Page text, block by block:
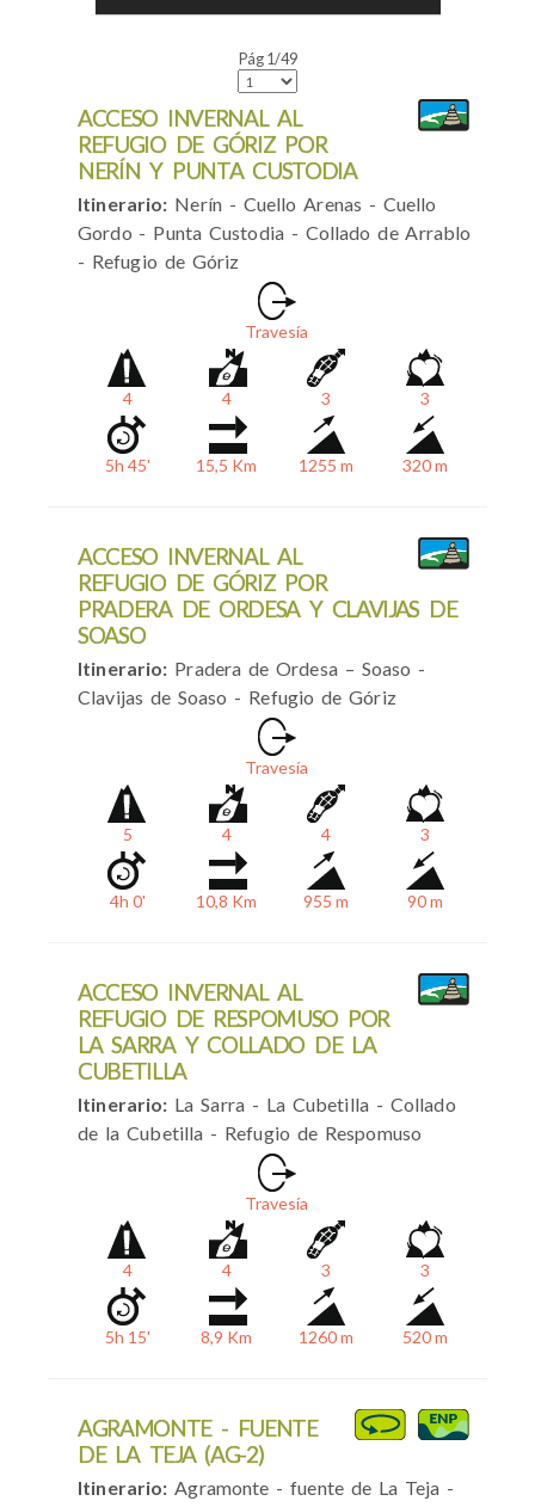
Pág 1/49
ACCESO INVERNAL AL
REFUGIO DE GÓRIZ POR
NERÍN Y PUNTA CUSTODIA
Itinerario: Nerín - Cuello Arenas - Cuello
Gordo - Punta Custodia - Collado de Arrablo
- Refugio de Góriz
Travesía
4 4 3 3
5h 45' 15,5 Km 1255 m 320 m
ACCESO INVERNAL AL
REFUGIO DE GÓRIZ POR
PRADERA DE ORDESA Y CLAVIJAS DE
SOASO
Itinerario: Pradera de Ordesa – Soaso -
Clavijas de Soaso - Refugio de Góriz
Travesía
5 4 4 3
4h 0' 10,8 Km 955 m 90 m
ACCESO INVERNAL AL
REFUGIO DE RESPOMUSO POR
LA SARRA Y COLLADO DE LA
CUBETILLA
Itinerario: La Sarra - La Cubetilla - Collado
de la Cubetilla - Refugio de Respomuso
Travesía
4 4 3 3
5h 15' 8,9 Km 1260 m 520 m
AGRAMONTE - FUENTE
DE LA TEJA (AG-2)
Itinerario: Agramonte - fuente de La Teja -